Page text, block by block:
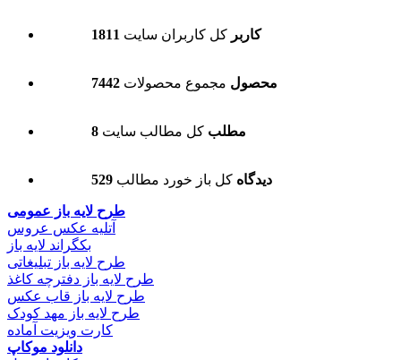
1811 کاربر کل کاربران سایت
7442 محصول مجموع محصولات
8 مطلب کل مطالب سایت
529 دیدگاه کل باز خورد مطالب
طرح لایه باز عمومی
آتلیه عکس عروس
بکگراند لایه باز
طرح لایه باز تبلیغاتی
طرح لایه باز دفترچه کاغذ
طرح لایه باز قاب عکس
طرح لایه باز مهد کودک
کارت ویزیت آماده
دانلود موکاپ